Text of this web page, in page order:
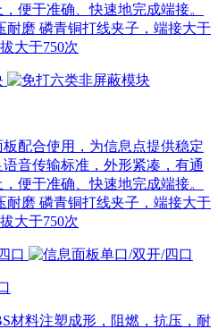
便于准确、快速地完成端接。
耐磨 磷青铜打线夹子，端接大于
大于750次
配合使用，为信息点提供稳定
音传输标准，外形紧凑，有通
便于准确、快速地完成端接。
耐磨 磷青铜打线夹子，端接大于
大于750次
材料注塑成形，阻燃，抗压，耐